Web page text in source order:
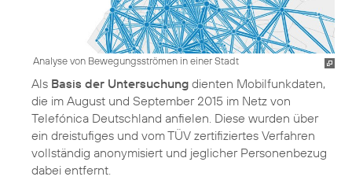
Analyse von Bewegungsströmen in einer Stadt
Als Basis der Untersuchung dienten Mobilfunkdaten,
die im August und September 2015 im Netz von
Telefónica Deutschland anfielen. Diese wurden über
ein dreistufiges und vom TÜV zertifiziertes Verfahren
vollständig anonymisiert und jeglicher Personenbezug
dabei entfernt.